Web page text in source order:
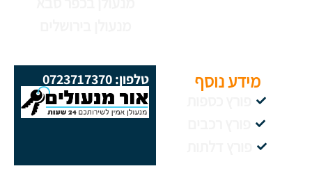
מידע נוסף טלפון: 0723717370